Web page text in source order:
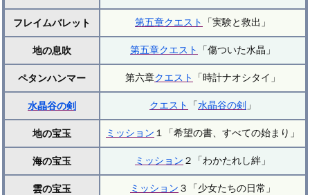
フレイムバレット 第五章クエスト 「実験と救出」
地の息吹 第五章クエスト 「傷ついた水晶」
ペタンハンマー 第六章クエスト 「時計ナオシタイ」
水晶谷の剣 クエスト 「水晶谷の剣 」
地の宝玉 ミッション １「希望の書、すべての始まり」
海の宝玉 ミッション ２「わかたれし絆」
雲の宝玉 ミッション ３「少女たちの日常」